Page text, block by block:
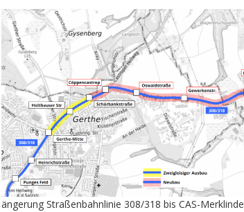
ängerung Straßenbahnlinie 308/318 bis CAS-Merklinde